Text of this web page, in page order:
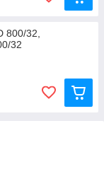
800/32,
32